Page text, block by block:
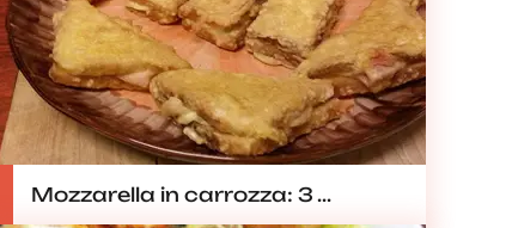
Mozzarella in carrozza: 3 ...